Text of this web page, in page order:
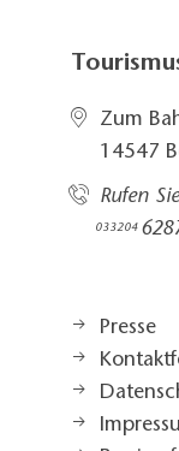
Zum
14547
Rufen
033204
Presse